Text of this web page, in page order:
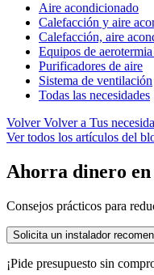
Aire acondicionado
Calefacción y aire
Calefacción, aire
Equipos de
Purificadores de aire
Sistema de ventilación
Todas las necesidades
Volver Volver a Tus
Ver todos los artículos del
Ahorra dinero
Consejos prácticos para
Solicita un instalador
¡Pide presupuesto sin